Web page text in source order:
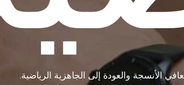
الأنسجة والعودة إلى الجاهزية الرياضية.